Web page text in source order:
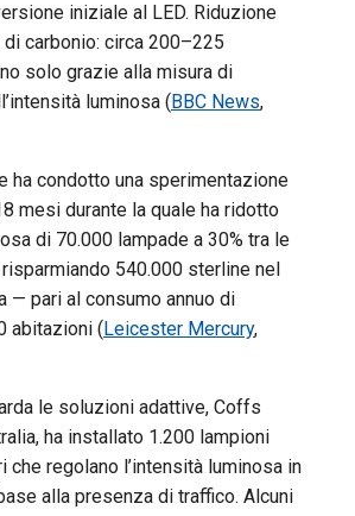
iniziale al LED. Riduzione
carbonio: circa 200–225
solo grazie alla misura di
luminosa ( BBC News,
ha condotto una sperimentazione
mesi durante la quale ha ridotto
di 70.000 lampade a 30% tra le
540.000 sterline nel
— pari al consumo annuo di
abitazioni ( Leicester Mercury,
le soluzioni adattive, Coffs
ha installato 1.200 lampioni
che regolano l’intensità luminosa in
alla presenza di traffico. Alcuni